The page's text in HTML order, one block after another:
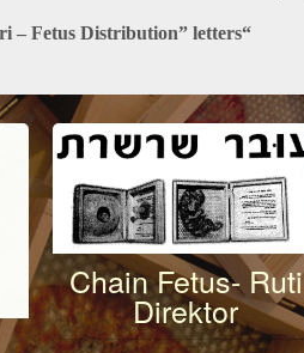
“Miri – Fetus Distribution” letters
Chain Fetus- Ruti
Direktor